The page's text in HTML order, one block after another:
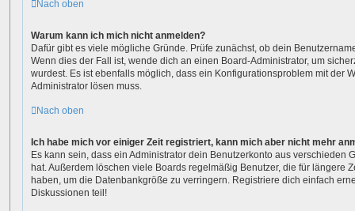
Nach oben
Warum kann ich mich nicht anmelden?
Dafür gibt es viele mögliche Gründe. Prüfe zunächst, ob dein
Wenn dies der Fall ist, wende dich an einen Board-Administrator, um
wurdest. Es ist ebenfalls möglich, dass ein Konfigurationsproblem mit der
Administrator lösen muss.
Nach oben
Ich habe mich vor einiger Zeit registriert, kann mich aber nicht mehr
Es kann sein, dass ein Administrator dein Benutzerkonto aus verschieden
hat. Außerdem löschen viele Boards regelmäßig Benutzer, die für längere
haben, um die Datenbankgröße zu verringern. Registriere dich einfach
Diskussionen teil!